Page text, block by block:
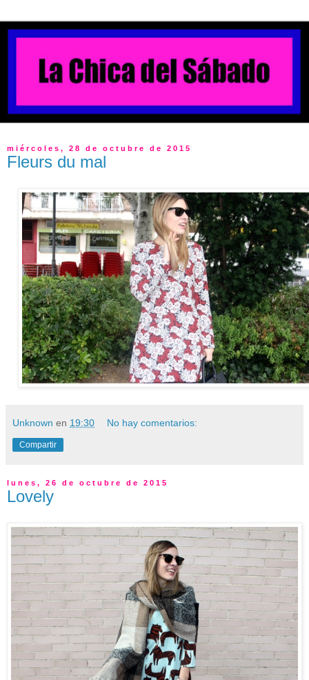
miércoles, 28 de octubre de 2015
Fleurs du mal
Unknown en 19:30 No hay comentarios:
Compartir
lunes, 26 de octubre de 2015
Lovely